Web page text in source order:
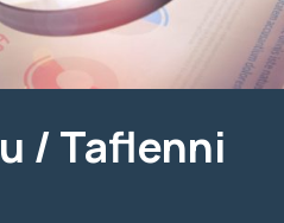
/ Taflenni